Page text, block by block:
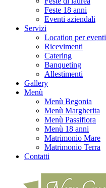
Feste 18 anni
Eventi aziendali
Servizi
Location per eventi
Ricevimenti
Catering
Banqueting
Allestimenti
Gallery
Menù
Menù Begonia
Menù Margherita
Menù Passiflora
Menù 18 anni
Matrimonio Mare
Matrimonio Terra
Contatti